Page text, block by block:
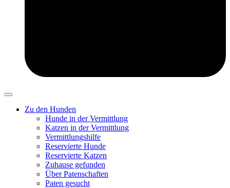
Zu den Hunden
Hunde in der Vermittlung
Katzen in der Vermittlung
Vermittlungshilfe
Reservierte Hunde
Reservierte Katzen
Zuhause gefunden
Über Patenschaften
Paten gesucht